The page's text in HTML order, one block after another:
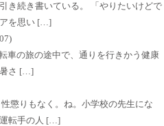
き続き書いている。 「やりたいけどで
アを思い […]
車の旅の途中で、通りを行きかう健康
暑さ […]
りもなく。ね。小学校の先生にな
転手の人 […]